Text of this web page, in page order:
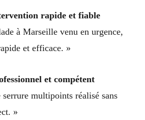
rapide et fiable
à Marseille venu en urgence,
et efficace. »
et compétent
serrure multipoints réalisé sans
»